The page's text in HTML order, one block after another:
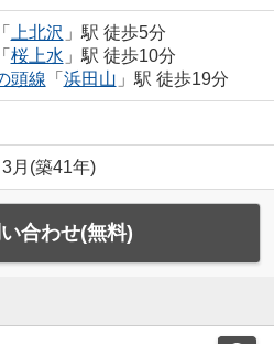
「 上北沢 」駅 徒歩5分
「 桜上水 」駅 徒歩10分
頭線 「 浜田山 」駅 徒歩19分
月(築41年)
合わせ(無料)